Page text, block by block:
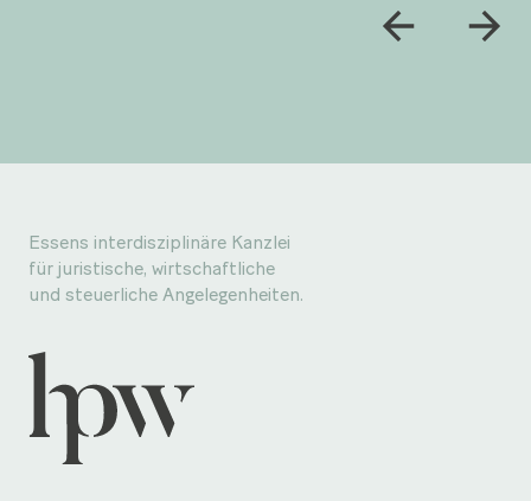
Essens interdisziplinäre Kanzlei
für juristische, wirtschaftliche
und steuerliche Angelegenheiten.